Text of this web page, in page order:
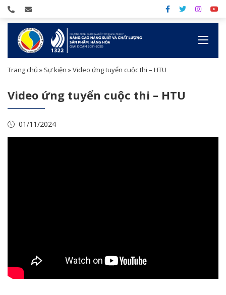
Trang chủ » Sự kiện »Video ứng tuyển cuộc thi – HTU
Video ứng tuyển cuộc thi – HTU
01/11/2024